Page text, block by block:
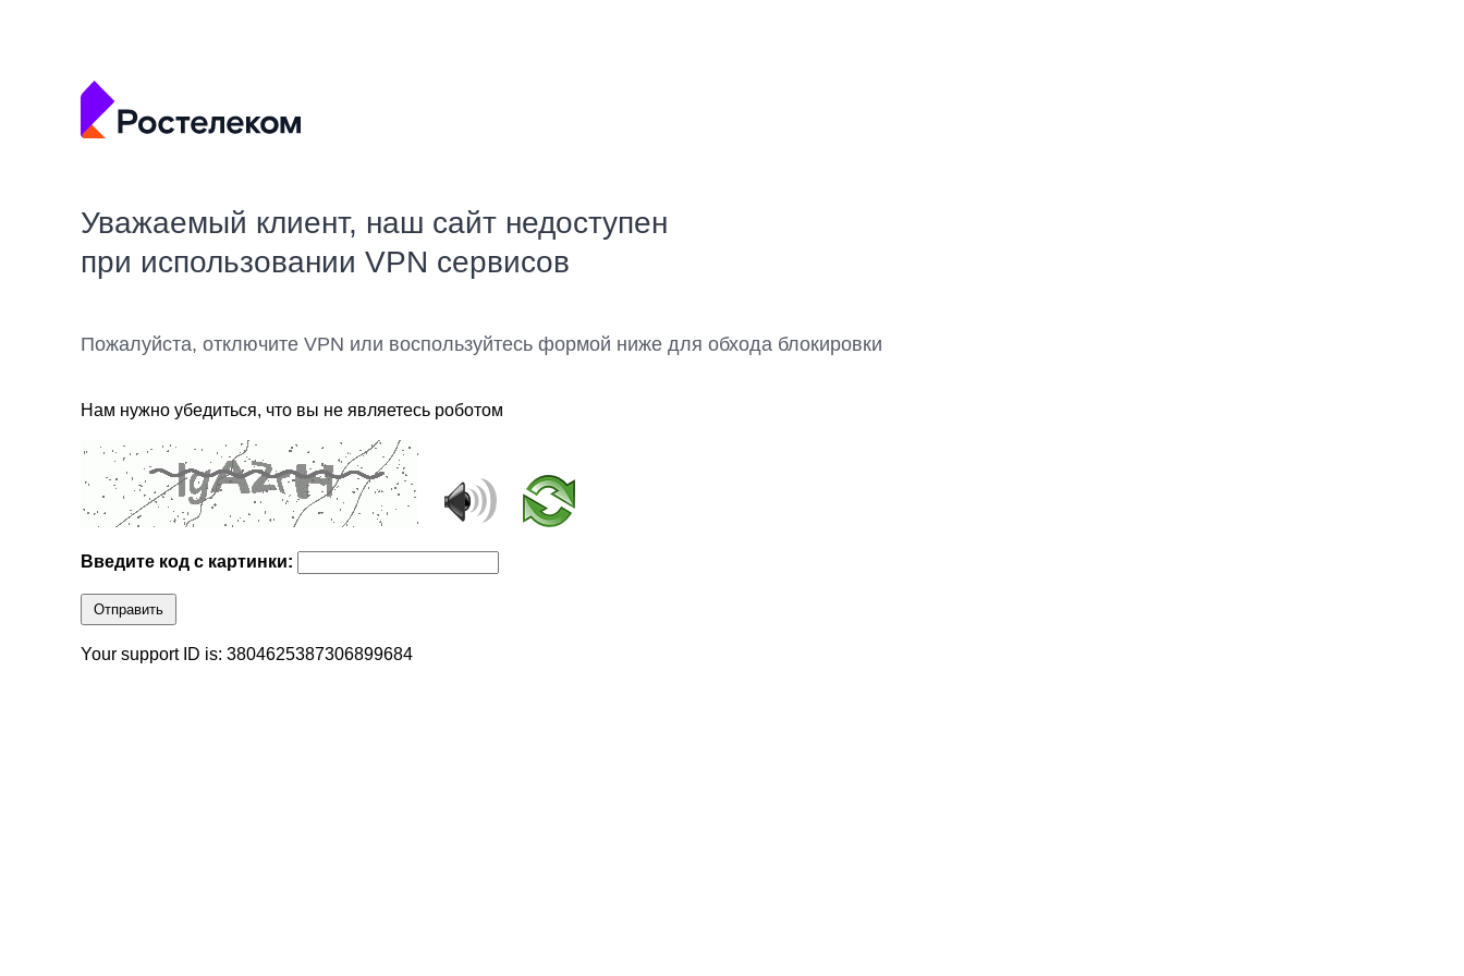
Уважаемый клиент, наш сайт недоступен
при использовании VPN сервисов
Пожалуйста, отключите VPN или воспользуйтесь формой ниже для обхода блокировки
Нам нужно убедиться, что вы не являетесь роботом
Введите код с картинки:
Отправить
Your support ID is: 3804625387306899684